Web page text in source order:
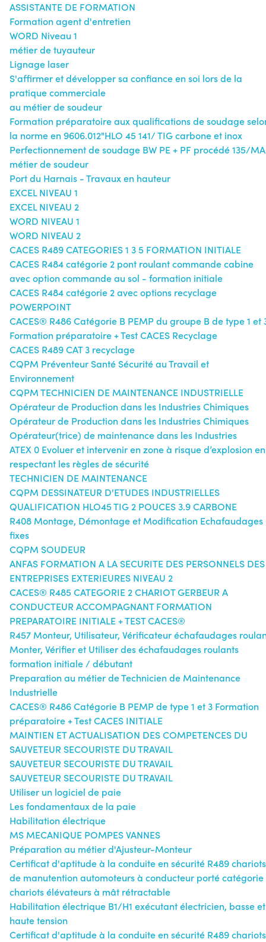
ASSISTANTE DE FORMATION
Formation agent d'entretien
WORD Niveau 1
métier de tuyauteur
Lignage laser
S'affirmer et développer sa confiance en soi lors de la
pratique commerciale
au métier de soudeur
Formation préparatoire aux qualifications de soudage
la norme en 9606.012"HLO 45 141/ TIG carbone et inox
Perfectionnement de soudage BW PE + PF procédé 135/
métier de soudeur
Port du Harnais - Travaux en hauteur
EXCEL NIVEAU 1
EXCEL NIVEAU 2
WORD NIVEAU 1
WORD NIVEAU 2
CACES R489 CATEGORIES 1 3 5 FORMATION INITIALE
CACES R484 catégorie 2 pont roulant commande cabine
avec option commande au sol - formation initiale
CACES R484 catégorie 2 avec options recyclage
POWERPOINT
CACES® R486 Catégorie B PEMP du groupe B de type 1 et
Formation préparatoire + Test CACES Recyclage
CACES R489 CAT 3 recyclage
CQPM Préventeur Santé Sécurité au Travail et
Environnement
CQPM TECHNICIEN DE MAINTENANCE INDUSTRIELLE
Opérateur de Production dans les Industries Chimiques
Opérateur de Production dans les Industries Chimiques
Opérateur(trice) de maintenance dans les Industries
ATEX 0 Evoluer et intervenir en zone à risque d’explosion en
respectant les règles de sécurité
TECHNICIEN DE MAINTENANCE
CQPM DESSINATEUR D'ETUDES INDUSTRIELLES
QUALIFICATION HLO45 TIG 2 POUCES 3.9 CARBONE
R408 Montage, Démontage et Modification Echafaudages
fixes
CQPM SOUDEUR
ANFAS FORMATION A LA SECURITE DES PERSONNELS DES
ENTREPRISES EXTERIEURES NIVEAU 2
CACES® R485 CATEGORIE 2 CHARIOT GERBEUR A
CONDUCTEUR ACCOMPAGNANT FORMATION
PREPARATOIRE INITIALE + TEST CACES®
R457 Monteur, Utilisateur, Vérificateur échafaudages
Monter, Vérifier et Utiliser des échafaudages roulants
formation initiale / débutant
Preparation au métier de Technicien de Maintenance
Industrielle
CACES® R486 Catégorie B PEMP de type 1 et 3 Formation
préparatoire + Test CACES INITIALE
MAINTIEN ET ACTUALISATION DES COMPETENCES DU
SAUVETEUR SECOURISTE DU TRAVAIL
SAUVETEUR SECOURISTE DU TRAVAIL
SAUVETEUR SECOURISTE DU TRAVAIL
Utiliser un logiciel de paie
Les fondamentaux de la paie
Habilitation électrique
MS MECANIQUE POMPES VANNES
Préparation au métier d'Ajusteur-Monteur
Certificat d'aptitude à la conduite en sécurité R489 chariots
de manutention automoteurs à conducteur porté catégorie
chariots élévateurs à mât rétractable
Habilitation électrique B1/H1 exécutant électricien, basse et
haute tension
Certificat d'aptitude à la conduite en sécurité R489 chariots